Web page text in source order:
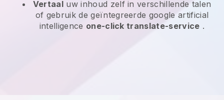
Vertaal uw inhoud zelf in verschillende talen
of gebruik de geïntegreerde google artificial
intelligence one-click translate-service .